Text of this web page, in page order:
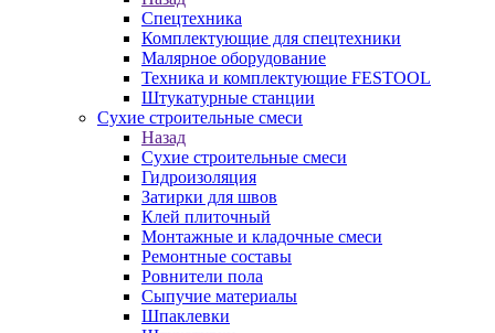
Спецтехника
Комплектующие для спецтехники
Малярное оборудование
Техника и комплектующие FESTOOL
Штукатурные станции
Сухие строительные смеси
Назад
Сухие строительные смеси
Гидроизоляция
Затирки для швов
Клей плиточный
Монтажные и кладочные смеси
Ремонтные составы
Ровнители пола
Сыпучие материалы
Шпаклевки